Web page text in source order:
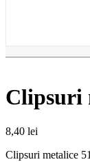
Clipsuri
8,40 lei
Clipsuri metalice